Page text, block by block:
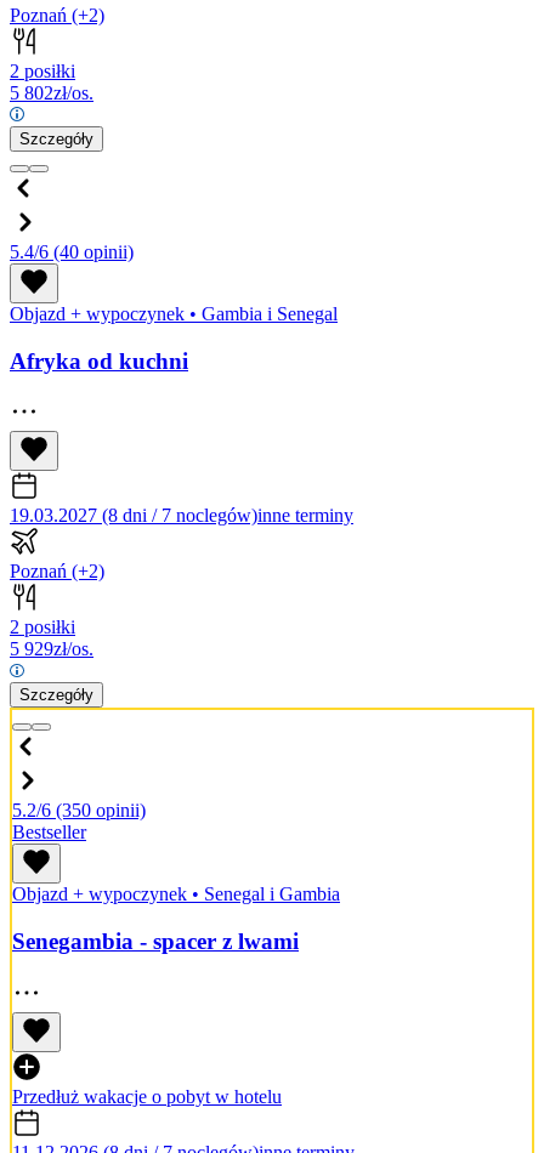
Poznań (+2)
2 posiłki
5 802zł/os.
Szczegóły
5.4/6 (40 opinii)
Objazd + wypoczynek • Gambia i Senegal
Afryka od kuchni
19.03.2027 (8 dni / 7 noclegów)inne terminy
Poznań (+2)
2 posiłki
5 929zł/os.
Szczegóły
5.2/6 (350 opinii)
Bestseller
Objazd + wypoczynek • Senegal i Gambia
Senegambia - spacer z lwami
Przedłuż wakacje o pobyt w hotelu